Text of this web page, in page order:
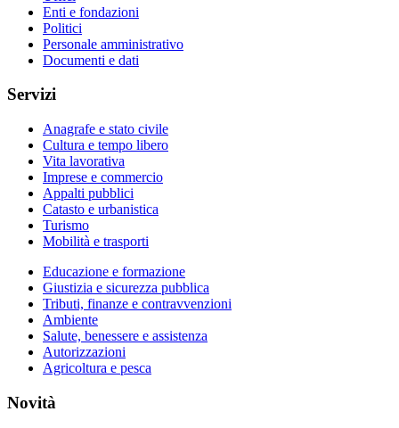
Enti e fondazioni
Politici
Personale amministrativo
Documenti e dati
Servizi
Anagrafe e stato civile
Cultura e tempo libero
Vita lavorativa
Imprese e commercio
Appalti pubblici
Catasto e urbanistica
Turismo
Mobilità e trasporti
Educazione e formazione
Giustizia e sicurezza pubblica
Tributi, finanze e contravvenzioni
Ambiente
Salute, benessere e assistenza
Autorizzazioni
Agricoltura e pesca
Novità